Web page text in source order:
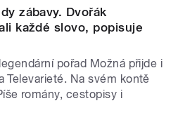
zábavy. Dvořák
každé slovo, popisuje
pořad Možná přijde i
Televarieté. Na svém kontě
romány, cestopisy i